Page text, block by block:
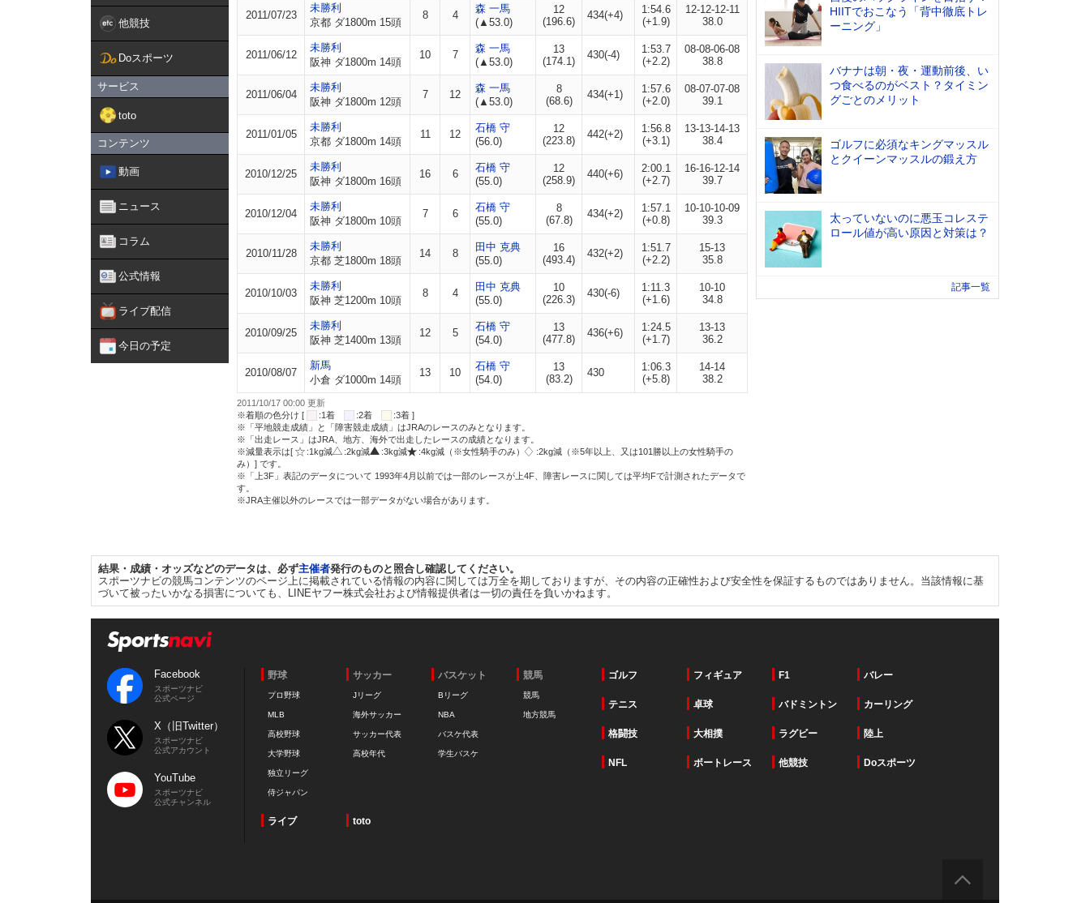
他競技
Doスポーツ
サービス
toto
コンテンツ
動画
ニュース
コラム
公式情報
ライブ配信
今日の予定
2011/07/23
未勝利
京都 ダ1800m 15頭
8 4
森 一馬
(▲53.0)
12
(196.6)
434(+4)
1:54.6
(+1.9)
12-12-12-11
38.0
2011/06/12
未勝利
阪神 ダ1800m 14頭
10 7
森 一馬
(▲53.0)
13
(174.1)
430(-4)
1:53.7
(+2.2)
08-08-06-08
38.8
2011/06/04
未勝利
阪神 ダ1800m 12頭
7 12
森 一馬
(▲53.0)
8
(68.6)
434(+1)
1:57.6
(+2.0)
08-07-07-08
39.1
2011/01/05
未勝利
京都 ダ1800m 14頭
11 12
石橋 守
(56.0)
12
(223.8)
442(+2)
1:56.8
(+3.1)
13-13-14-13
38.4
2010/12/25
未勝利
阪神 ダ1800m 16頭
16 6
石橋 守
(55.0)
12
(258.9)
440(+6)
2:00.1
(+2.7)
16-16-12-14
39.7
2010/12/04
未勝利
阪神 ダ1800m 10頭
7 6
石橋 守
(55.0)
8
(67.8)
434(+2)
1:57.1
(+0.8)
10-10-10-09
39.3
2010/11/28
未勝利
京都 芝1800m 18頭
14 8
田中 克典
(55.0)
16
(493.4)
432(+2)
1:51.7
(+2.2)
15-13
35.8
2010/10/03
未勝利
阪神 芝1200m 10頭
8 4
田中 克典
(55.0)
10
(226.3)
430(-6)
1:11.3
(+1.6)
10-10
34.8
2010/09/25
未勝利
阪神 芝1400m 13頭
12 5
石橋 守
(54.0)
13
(477.8)
436(+6)
1:24.5
(+1.7)
13-13
36.2
2010/08/07
新馬
小倉 ダ1000m 14頭
13 10
石橋 守
(54.0)
13
(83.2)
430
1:06.3
(+5.8)
14-14
38.2
2011/10/17 00:00 更新
※着順の色分け [
:1着 :2着
:3着 ]
※「平地競走成績」と「障害競走成績」はJRAのレースのみとなります。
※「出走レース」はJRA、地方、海外で出走したレースの成績となります。
※減量表示は[
:1kg減 :2kg減 :3kg減 :4kg減（※女性騎手のみ）
:2kg減（※5年以上、又は101勝以上の女性騎手の
み）] です。
※「上3F」表記のデータについて 1993年4月以前では一部のレースが上4F、障害レースに関しては平均Fで計測されたデータで
す。
※JRA主催以外のレースでは一部データがない場合があります。
HIITでおこなう「背中徹底トレ
ーニング」
バナナは朝・夜・運動前後、い
つ食べるのがベスト？タイミン
グごとのメリット
ゴルフに必須なキングマッスル
とクイーンマッスルの鍛え方
太っていないのに悪玉コレステ
ロール値が高い原因と対策は？
記事一覧
結果・成績・オッズなどのデータは、必ず主催者発行のものと照合し確認してください。
スポーツナビの競馬コンテンツのページ上に掲載されている情報の内容に関しては万全を期しておりますが、その内容の正確性および安全性を保証するものではありません。当該情報に基
づいて被ったいかなる損害についても、LINEヤフー株式会社および情報提供者は一切の責任を負いかねます。
Facebook
スポーツナビ
公式ページ
X（旧Twitter）
スポーツナビ
公式アカウント
YouTube
スポーツナビ
公式チャンネル
野球
プロ野球
MLB
高校野球
大学野球
独立リーグ
侍ジャパン
サッカー
Jリーグ
海外サッカー
サッカー代表
高校年代
バスケット
Bリーグ
NBA
バスケ代表
学生バスケ
競馬
競馬
地方競馬
ゴルフ フィギュア F1 バレー
テニス 卓球 バドミントン カーリング
格闘技 大相撲 ラグビー 陸上
NFL ボートレース 他競技 Doスポーツ
ライブ toto